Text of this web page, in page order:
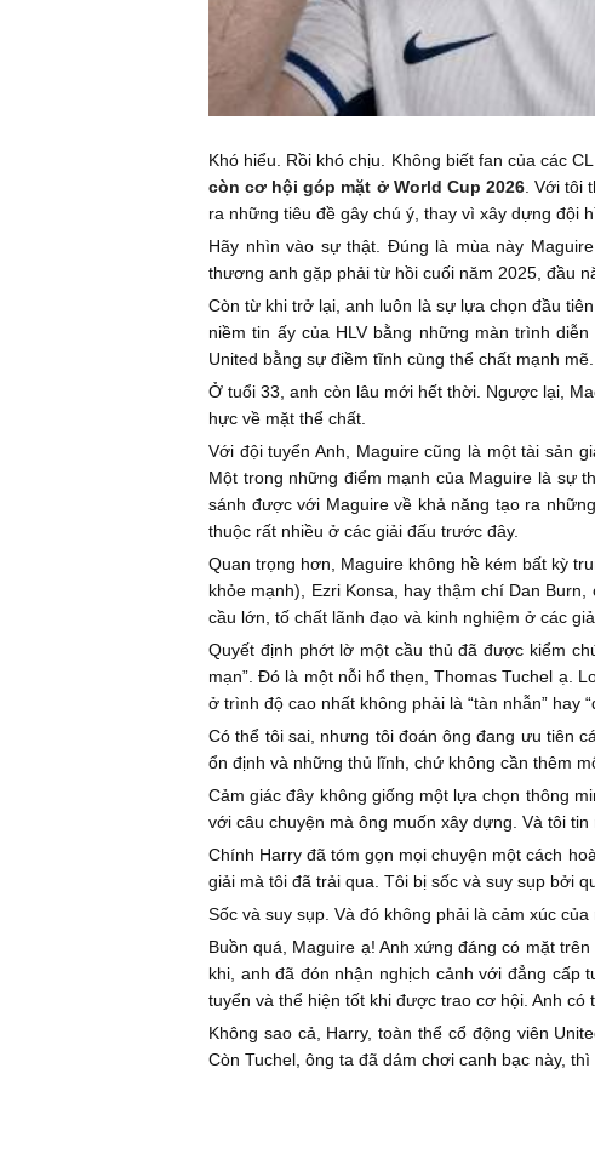
Khó hiểu. Rồi khó chịu. Không biết fan của các
còn cơ hội góp mặt ở World Cup 2026. Với tôi
ra những tiêu đề gây chú ý, thay vì xây dựng đội
Hãy nhìn vào sự thật. Đúng là mùa này
thương anh gặp phải từ hồi cuối năm 2025, đầu
Còn từ khi trở lại, anh luôn là sự lựa chọn đầu
niềm tin ấy của HLV bằng những màn trình
United bằng sự điềm tĩnh cùng thể chất mạnh mẽ.
Ở tuổi 33, anh còn lâu mới hết thời. Ngược lại,
hực về mặt thể chất.
Với đội tuyển Anh, Maguire cũng là một tài sản
Một trong những điểm mạnh của Maguire là sự
sánh được với Maguire về khả năng tạo ra
thuộc rất nhiều ở các giải đấu trước đây.
Quan trọng hơn, Maguire không hề kém bất kỳ
khỏe mạnh), Ezri Konsa, hay thậm chí Dan
cầu lớn, tố chất lãnh đạo và kinh nghiệm ở các
Quyết định phớt lờ một cầu thủ đã được kiểm
mạn”. Đó là một nỗi hổ thẹn, Thomas Tuchel ạ.
ở trình độ cao nhất không phải là “tàn nhẫn” hay
Có thể tôi sai, nhưng tôi đoán ông đang ưu tiên
ổn định và những thủ lĩnh, chứ không cần thêm
Cảm giác đây không giống một lựa chọn thông
với câu chuyện mà ông muốn xây dựng. Và tôi
Chính Harry đã tóm gọn mọi chuyện một cách
giải mà tôi đã trải qua. Tôi bị sốc và suy sụp bởi
Sốc và suy sụp. Và đó không phải là cảm xúc của
Buồn quá, Maguire ạ! Anh xứng đáng có mặt
khi, anh đã đón nhận nghịch cảnh với đẳng cấp
tuyển và thể hiện tốt khi được trao cơ hội. Anh có
Không sao cả, Harry, toàn thể cổ động viên
Còn Tuchel, ông ta đã dám chơi canh bạc này,